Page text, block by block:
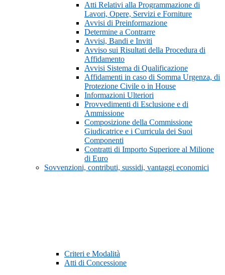
Atti Relativi alla Programmazione di
Lavori, Opere, Servizi e Forniture
Avvisi di Preinformazione
Determine a Contrarre
Avvisi, Bandi e Inviti
Avviso sui Risultati della Procedura di
Affidamento
Avvisi Sistema di Qualificazione
Affidamenti in caso di Somma Urgenza, di
Protezione Civile o in House
Informazioni Ulteriori
Provvedimenti di Esclusione e di
Ammissione
Composizione della Commissione
Giudicatrice e i Curricula dei Suoi
Componenti
Contratti di Importo Superiore al Milione
di Euro
Sovvenzioni, contributi, sussidi, vantaggi economici
Criteri e Modalità
Atti di Concessione